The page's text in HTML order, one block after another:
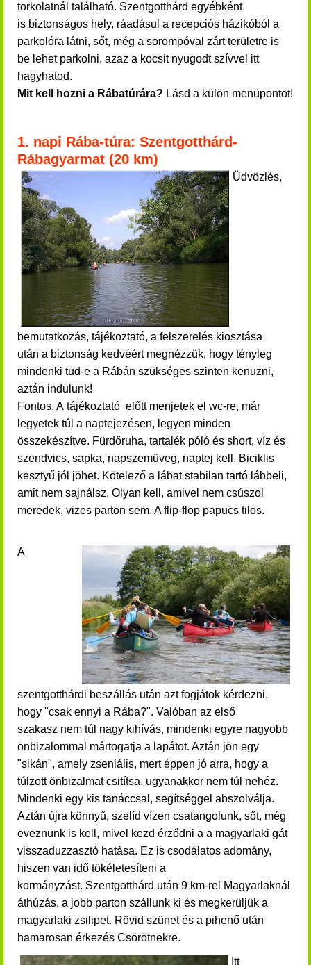
torkolatnál található. Szentgotthárd egyébként
is biztonságos hely, ráadásul a recepciós házikóból a
parkolóra látni, sőt, még a sorompóval zárt területre is
be lehet parkolni, azaz a kocsit nyugodt szívvel itt
hagyhatod.
Mit kell hozni a Rábatúrára? Lásd a külön menüpontot!
1. napi Rába-túra: Szentgotthárd-
Rábagyarmat (20 km)
Üdvözlés,
bemutatkozás, tájékoztató, a felszerelés kiosztása
után a biztonság kedvéért megnézzük, hogy tényleg
mindenki tud-e a Rábán szükséges szinten kenuzni,
aztán indulunk!
Fontos. A tájékoztató előtt menjetek el wc-re, már
legyetek túl a naptejezésen, legyen minden
összekészítve. Fürdőruha, tartalék póló és short, víz és
szendvics, sapka, napszemüveg, naptej kell. Biciklis
kesztyű jól jöhet. Kötelező a lábat stabilan tartó lábbeli,
amit nem sajnálsz. Olyan kell, amivel nem csúszol
meredek, vizes parton sem. A flip-flop papucs tilos.
A
szentgotthárdi beszállás után azt fogjátok kérdezni,
hogy "csak ennyi a Rába?". Valóban az első
szakasz nem túl nagy kihívás, mindenki egyre nagyobb
önbizalommal mártogatja a lapátot. Aztán jön egy
"sikán", amely zseniális, mert éppen jó arra, hogy a
túlzott önbizalmat csitítsa, ugyanakkor nem túl nehéz.
Mindenki egy kis tanáccsal, segítséggel abszolválja.
Aztán újra könnyű, szelíd vízen csatangolunk, sőt, még
eveznünk is kell, mivel kezd érződni a a magyarlaki gát
visszaduzzasztó hatása. Ez is csodálatos adomány,
hiszen van idő tökéletesíteni a
kormányzást. Szentgotthárd után 9 km-rel Magyarlaknál
áthúzás, a jobb parton szállunk ki és megkerüljük a
magyarlaki zsilipet. Rövid szünet és a pihenő után
hamarosan érkezés Csörötnekre.
Itt